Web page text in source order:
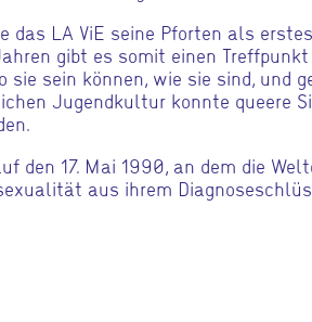
das LA ViE seine Pforten als
gibt es somit einen
sie sein können, wie sie sind, und
Jugendkultur konnte queere
den 17. Mai 1990, an dem die
aus ihrem